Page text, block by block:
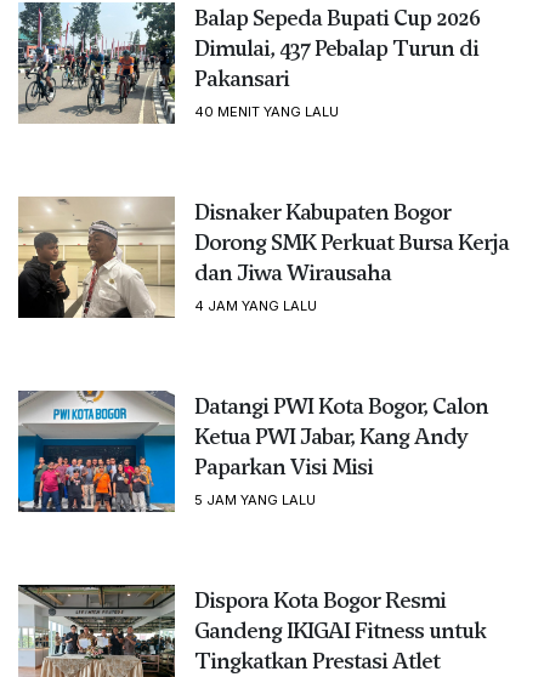
Balap Sepeda Bupati Cup 2026
Dimulai, 437 Pebalap Turun di
Pakansari
40 MENIT YANG LALU
Disnaker Kabupaten Bogor
Dorong SMK Perkuat Bursa Kerja
dan Jiwa Wirausaha
4 JAM YANG LALU
Datangi PWI Kota Bogor, Calon
Ketua PWI Jabar, Kang Andy
Paparkan Visi Misi
5 JAM YANG LALU
Dispora Kota Bogor Resmi
Gandeng IKIGAI Fitness untuk
Tingkatkan Prestasi Atlet